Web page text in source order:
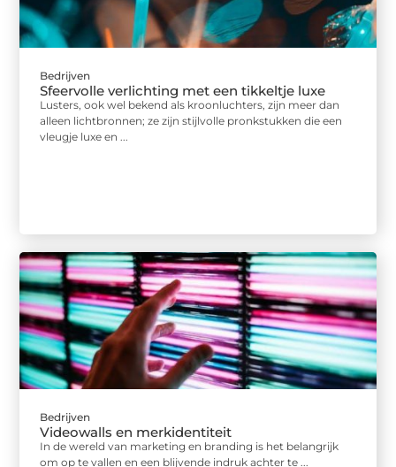
Bedrijven
Sfeervolle verlichting met een tikkeltje luxe
Lusters, ook wel bekend als kroonluchters, zijn meer dan
alleen lichtbronnen; ze zijn stijlvolle pronkstukken die een
vleugje luxe en ...
Bedrijven
Videowalls en merkidentiteit
In de wereld van marketing en branding is het belangrijk
om op te vallen en een blijvende indruk achter te ...